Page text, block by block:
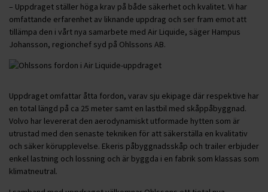
– Uppdraget ställer höga krav på både säkerhet och kvalitet. Vi har
omfattande erfarenhet av liknande uppdrag och ser fram emot att
tillämpa den i vårt nya samarbete med Air Liquide, säger Hampus
Johansson, regionchef syd på Ohlssons AB.
Uppdraget omfattar åtta fordon, varav sju ekipage där respektive har
en total längd på ca 25 meter samt en lastbil med skåppåbyggnad.
Volvo har levererat den aerodynamiskt utformade hytten som är
utrustad med den senaste tekniken för att säkerställa en kvalitativ
och säker körupplevelse. Ekeris påbyggnadsskåp och trailer erbjuder
enkel lastning och lossning och är byggda i en fabrik som klassas som
klimatneutral.